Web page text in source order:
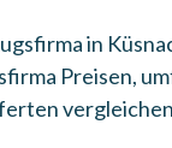
in
Preisen,